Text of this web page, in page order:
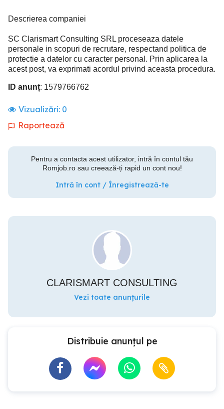
Descrierea companiei
SC Clarismart Consulting SRL proceseaza datele
personale in scopuri de recrutare, respectand politica de
protectie a datelor cu caracter personal. Prin aplicarea la
acest post, va exprimati acordul privind aceasta procedura.
ID anunț: 1579766762
Vizualizări: 0
Raportează
Pentru a contacta acest utilizator, intră în contul tău
Romjob.ro sau creează-ți rapid un cont nou!
Intră în cont / Înregistrează-te
CLARISMART CONSULTING
Vezi toate anunțurile
Distribuie anunțul pe